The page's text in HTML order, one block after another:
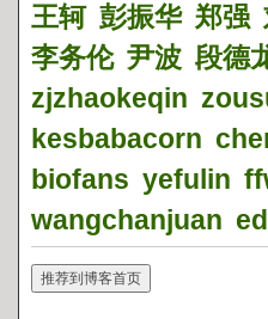
王轲 彭振华 郑强
李务伦 尹波 段德
zjzhaokeqin
kesbabacorn
biofans yefulin
wangchanjuan
推荐到博客首页